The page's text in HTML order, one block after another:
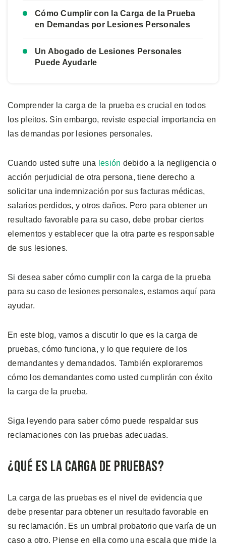
Cómo Cumplir con la Carga de la Prueba
en Demandas por Lesiones Personales
Un Abogado de Lesiones Personales
Puede Ayudarle
Comprender la carga de la prueba es crucial en todos
los pleitos. Sin embargo, reviste especial importancia en
las demandas por lesiones personales.
Cuando usted sufre una lesión debido a la negligencia o
acción perjudicial de otra persona, tiene derecho a
solicitar una indemnización por sus facturas médicas,
salarios perdidos, y otros daños. Pero para obtener un
resultado favorable para su caso, debe probar ciertos
elementos y establecer que la otra parte es responsable
de sus lesiones.
Si desea saber cómo cumplir con la carga de la prueba
para su caso de lesiones personales, estamos aquí para
ayudar.
En este blog, vamos a discutir lo que es la carga de
pruebas, cómo funciona, y lo que requiere de los
demandantes y demandados. También exploraremos
cómo los demandantes como usted cumplirán con éxito
la carga de la prueba.
Siga leyendo para saber cómo puede respaldar sus
reclamaciones con las pruebas adecuadas.
¿Qué es la Carga de Pruebas?
La carga de las pruebas es el nivel de evidencia que
debe presentar para obtener un resultado favorable en
su reclamación. Es un umbral probatorio que varía de un
caso a otro. Piense en ella como una escala que mide la